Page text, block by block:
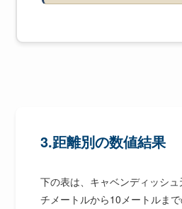
3.距離別の数値結果
下の表は、キャベンディッシ
チメートルから10メートルま